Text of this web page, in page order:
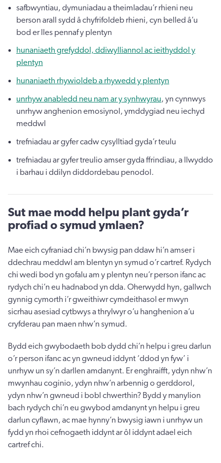
safbwyntiau, dymuniadau a theimladau’r rhieni neu
berson arall sydd â chyfrifoldeb rhieni, cyn belled â’u
bod er lles pennaf y plentyn
hunaniaeth grefyddol, ddiwylliannol ac ieithyddol y
plentyn
hunaniaeth rhywioldeb a rhywedd y plentyn
unrhyw anabledd neu nam ar y synhwyrau, yn cynnwys
unrhyw anghenion emosiynol, ymddygiad neu iechyd
meddwl
trefniadau ar gyfer cadw cysylltiad gyda’r teulu
trefniadau ar gyfer treulio amser gyda ffrindiau, a llwyddo
i barhau i ddilyn diddordebau penodol.
Sut mae modd helpu plant gyda’r
profiad o symud ymlaen?
Mae eich cyfraniad chi’n bwysig pan ddaw hi’n amser i
ddechrau meddwl am blentyn yn symud o’r cartref. Rydych
chi wedi bod yn gofalu am y plentyn neu’r person ifanc ac
rydych chi’n eu hadnabod yn dda. Oherwydd hyn, gallwch
gynnig cymorth i’r gweithiwr cymdeithasol er mwyn
sicrhau asesiad cytbwys a thrylwyr o’u hanghenion a’u
cryfderau pan maen nhw’n symud.
Bydd eich gwybodaeth bob dydd chi’n helpu i greu darlun
o’r person ifanc ac yn gwneud iddynt ‘ddod yn fyw’ i
unrhyw un sy’n darllen amdanynt. Er enghraifft, ydyn nhw’n
mwynhau coginio, ydyn nhw’n arbennig o gerddorol,
ydyn nhw’n gwneud i bobl chwerthin? Bydd y manylion
bach rydych chi’n eu gwybod amdanynt yn helpu i greu
darlun cyflawn, ac mae hynny’n bwysig iawn i unrhyw un
fydd yn rhoi cefnogaeth iddynt ar ôl iddynt adael eich
cartref chi.